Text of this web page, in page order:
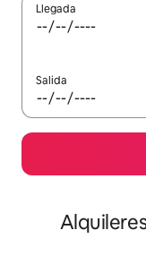
Llegada
Salida